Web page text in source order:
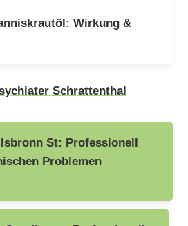
Wirkung &
Schrattenthal
St: Professionell
Problemen